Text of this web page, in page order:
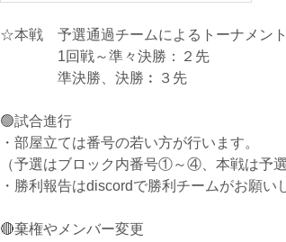
☆本戦 予選通過チームによるトーナメン
1回戦～準々決勝：２先
準決勝、決勝︰３先
🟢試合進行
・部屋立ては番号の若い方が行います。
（予選はブロック内番号①～④、本戦は予
・勝利報告はdiscordで勝利チームがお願い
🔴棄権やメンバー変更